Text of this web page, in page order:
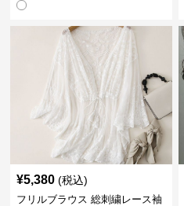
¥5,380 (税込)
フリルブラウス 総刺繍レース袖